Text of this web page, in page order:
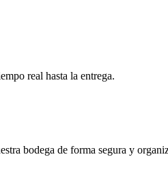
real hasta la entrega.
bodega de forma segura y